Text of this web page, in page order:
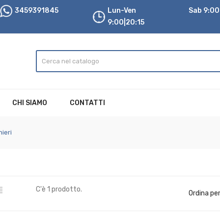
3459391845
Lun-Ven
9:00|20:15
Sab
CHI SIAMO CONTATTI
C'è 1 prodotto. Ordina